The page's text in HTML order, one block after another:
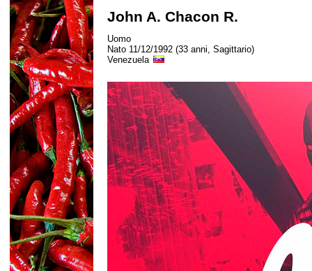
John A. Chacon R.
Uomo
Nato 11/12/1992 (33 anni, Sagittario)
Venezuela